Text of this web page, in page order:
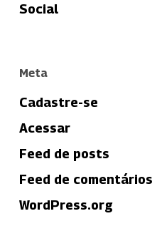
Social
Meta
Cadastre-se
Acessar
Feed de posts
Feed de comentários
WordPress.org